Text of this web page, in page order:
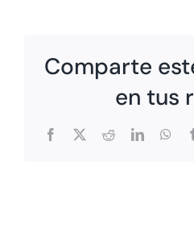
Comparte
en tus
Facebook
X RedditLinkedIn